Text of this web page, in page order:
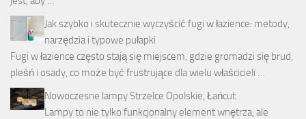
Jak szybko i skutecznie wyczyścić fugi w łazience: metody,
narzędzia i typowe pułapki
Fugi w łazience często stają się miejscem, gdzie gromadzi się brud,
pleśń i osady, co może być frustrujące dla wielu właścicieli …
Nowoczesne lampy Strzelce Opolskie, Łańcut
Lampy to nie tylko funkcjonalny element wnętrza, ale